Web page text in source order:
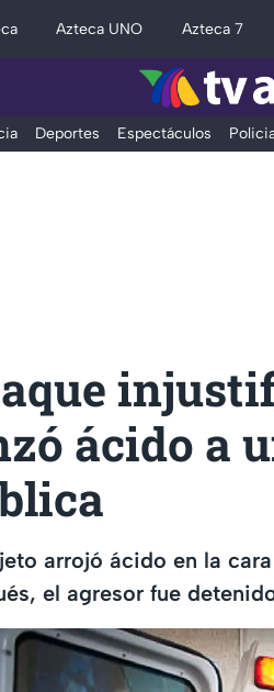
Azteca UNO Azteca 7
Deportes Espectáculos
ácido a
arrojó ácido en la
el agresor fue